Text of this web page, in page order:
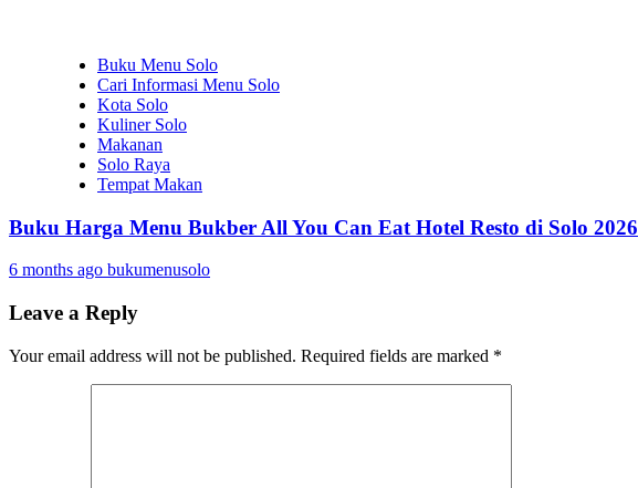
Buku Menu Solo
Cari Informasi Menu Solo
Kota Solo
Kuliner Solo
Makanan
Solo Raya
Tempat Makan
Buku Harga Menu Bukber All You Can Eat Hotel Resto di Solo 2026
6 months ago bukumenusolo
Leave a Reply
Your email address will not be published. Required fields are marked *